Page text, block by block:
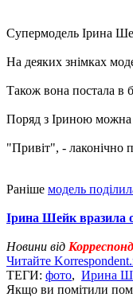
Супермодель Ірина
На деяких знімках
Також вона постала в
Поряд з Іриною можна
"Привіт", - лаконічно
Раніше модель
Ірина Шейк вразила
Новини від
Читайте
ТЕГИ: фото, Ирина
Якщо ви помітили